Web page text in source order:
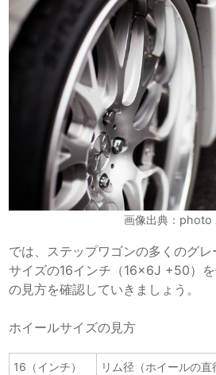
画像出典：photo
では、ステップワゴンの多くのグ
サイズの16インチ（16×6J +50）
の見方を確認していきましょう。
ホイールサイズの見方
16（インチ） リム径（ホイールの直